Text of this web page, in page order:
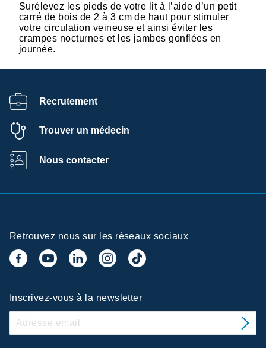
Surélevez les pieds de votre lit à l’aide d’un petit
carré de bois de 2 à 3 cm de haut pour stimuler
votre circulation veineuse et ainsi éviter les
crampes nocturnes et les jambes gonflées en
journée.
Recrutement
Trouver un médecin
Nous contacter
Retrouvez nous sur les réseaux sociaux
Inscrivez-vous à la newsletter
la confidentialité